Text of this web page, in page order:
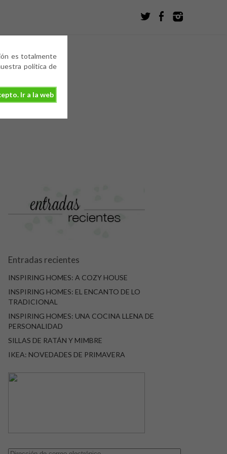
es totalmente
política de
Ir a la web
Entradas recientes
INSPIRING HOMES: A COZY HOUSE
INSPIRING HOMES: EL ENCANTO DE LO
TRADICIONAL
INSPIRING HOMES: UNA COCINA LLENA DE
PERSONALIDAD
SILLAS DE RATÁN Y MIMBRE
IKEA: NOVEDADES DE PRIMAVERA